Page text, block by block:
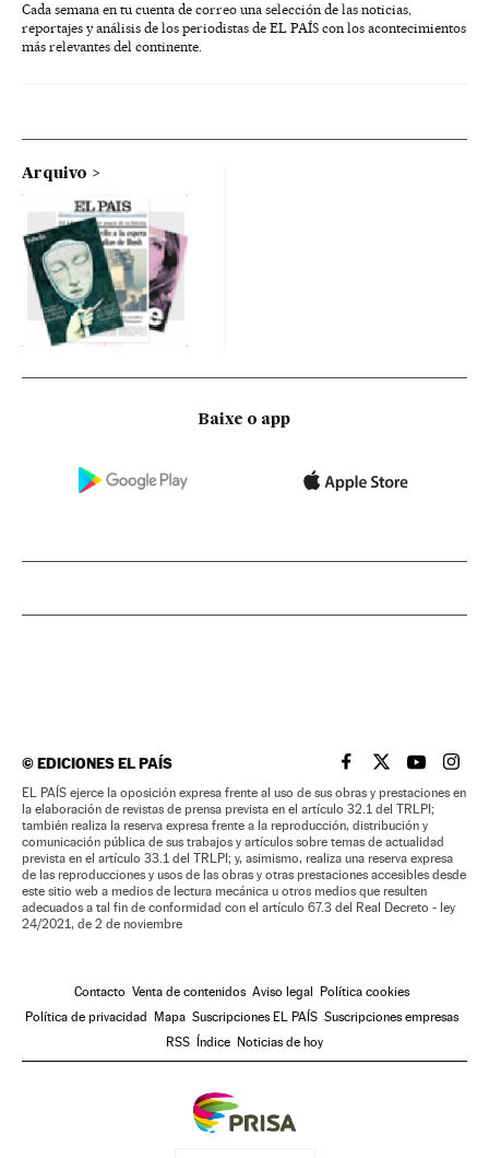
Cada semana en tu cuenta de correo una selección de las noticias,
reportajes y análisis de los periodistas de EL PAÍS con los acontecimientos
más relevantes del continente.
Arquivo
Baixe o app
©EDICIONES EL PAÍS EL PAÍS BRASIL EN
EL PAÍSEL PAÍS
EL
EL PAÍS ejerce la oposición expresa frente al uso de sus obras y prestaciones en
la elaboración de revistas de prensa prevista en el artículo 32.1 del TRLPI;
también realiza la reserva expresa frente a la reproducción, distribución y
comunicación pública de sus trabajos y artículos sobre temas de actualidad
prevista en el artículo 33.1 del TRLPI; y, asimismo, realiza una reserva expresa
de las reproducciones y usos de las obras y otras prestaciones accesibles desde
este sitio web a medios de lectura mecánica u otros medios que resulten
adecuados a tal fin de conformidad con el artículo 67.3 del Real Decreto - ley
24/2021, de 2 de noviembre
Contacto Venta de contenidos Aviso legal Política cookies
Política de privacidad Mapa Suscripciones EL PAÍS Suscripciones empresas
RSS Índice Noticias de hoy